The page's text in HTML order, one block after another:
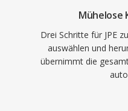
Mühelose
Drei Schritte für JPE
auswählen und
übernimmt die